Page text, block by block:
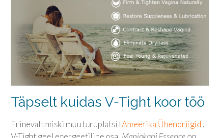
Täpselt kuidas V-Tight koor töö
Erinevalt miski muu turuplatsil Ameerika Ühendriigid ,